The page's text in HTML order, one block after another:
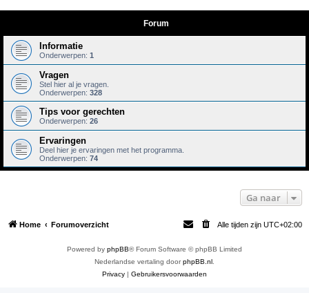
Forum
Informatie
Onderwerpen: 1
Vragen
Stel hier al je vragen.
Onderwerpen: 328
Tips voor gerechten
Onderwerpen: 26
Ervaringen
Deel hier je ervaringen met het programma.
Onderwerpen: 74
Ga naar
Home Forumoverzicht Alle tijden zijn UTC+02:00
Powered by phpBB® Forum Software © phpBB Limited
Nederlandse vertaling doorphpBB.nl
Privacy | Gebruikersvoorwaarden